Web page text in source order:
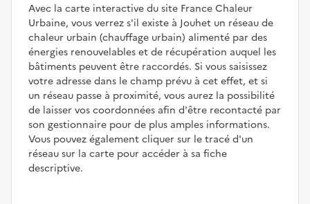
Avec la carte interactive du site France Chaleur
Urbaine, vous verrez s'il existe à Jouhet un réseau de
chaleur urbain (chauffage urbain) alimenté par des
énergies renouvelables et de récupération auquel les
bâtiments peuvent être raccordés. Si vous saisissez
votre adresse dans le champ prévu à cet effet, et si
un réseau passe à proximité, vous aurez la possibilité
de laisser vos coordonnées afin d'être recontacté par
son gestionnaire pour de plus amples informations.
Vous pouvez également cliquer sur le tracé d'un
réseau sur la carte pour accéder à sa fiche
descriptive.